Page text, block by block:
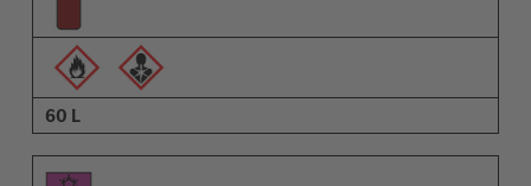
60 L